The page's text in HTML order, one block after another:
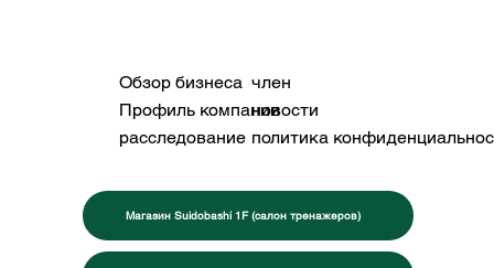
Магазин Suidobashi 1F (салон тренажеров)
Обзор бизнеса член
Профиль компанииновости
расследование политика